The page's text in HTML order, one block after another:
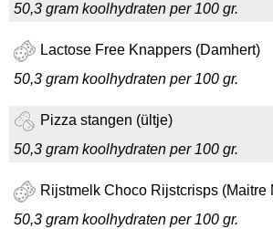
50,3 gram koolhydraten per 100 gr.
Lactose Free Knappers (Damhert)
50,3 gram koolhydraten per 100 gr.
Pizza stangen (ültje)
50,3 gram koolhydraten per 100 gr.
Rijstmelk Choco Rijstcrisps (Maitre
50,3 gram koolhydraten per 100 gr.